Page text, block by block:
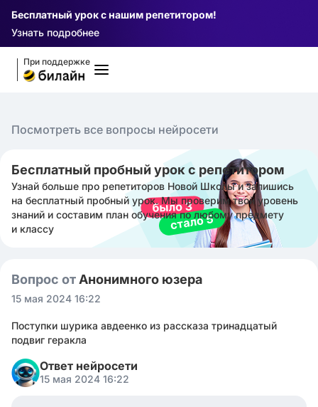
Бесплатный урок с нашим репетитором!
Узнать подробнее
При поддержке
Посмотреть все вопросы нейросети
Бесплатный пробный урок с репетитором
Узнай больше про репетиторов Новой Школы и запишись
на бесплатный пробный урок. Мы проверим твой уровень
знаний и составим план обучения по любому предмету
и классу
Вопрос от Анонимного юзера
15 мая 2024 16:22
Поступки шурика авдеенко из рассказа тринадцатый
подвиг геракла
Ответ нейросети
15 мая 2024 16:22